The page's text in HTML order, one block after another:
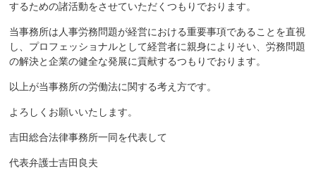
するための諸活動をさせていただくつもりでおります。
当事務所は人事労務問題が経営における重要事項であることを直視
し、プロフェッショナルとして経営者に親身によりそい、労務問題
の解決と企業の健全な発展に貢献するつもりでおります。
以上が当事務所の労働法に関する考え方です。
よろしくお願いいたします。
吉田総合法律事務所一同を代表して
代表弁護士吉田良夫